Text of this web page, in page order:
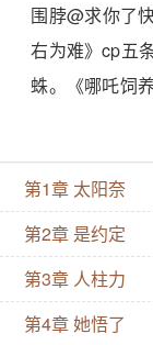
围脖@求你了
右为难》cp五
蛛。《哪吒饲
本文1V1不买
人，有少量其
从头到尾不买
1v1，是1v1，
的事情说三遍
转生者那天，
第1章 太阳奈
第2章 是约定
第3章 人柱力
第4章 她悟了